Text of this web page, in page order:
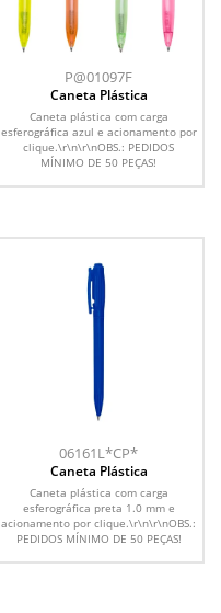
P@01097F
Caneta Plástica
Caneta plástica com carga
esferográfica azul e acionamento por
clique.\r\n\r\nOBS.: PEDIDOS
MÍNIMO DE 50 PEÇAS!
06161L*CP*
Caneta Plástica
Caneta plástica com carga
esferográfica preta 1.0 mm e
acionamento por clique.\r\n\r\nOBS.:
PEDIDOS MÍNIMO DE 50 PEÇAS!